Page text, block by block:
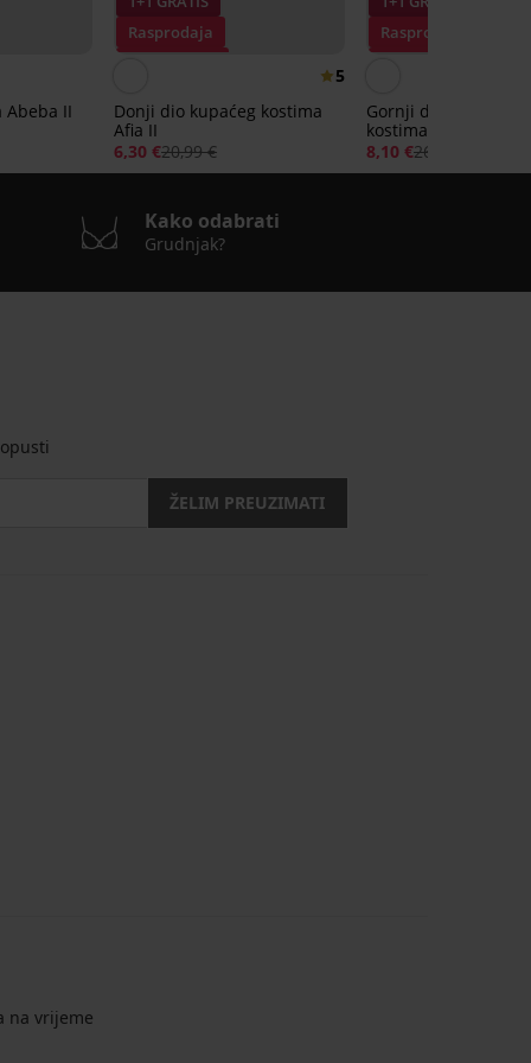
II
Rasprodaja
5
Donji dio kupaćeg kostima
Afia II
6,30 €20,99 €
Rasprodaja
Gornji dio ženskog
kostima Katy
8,10 €26,99 €
Kako odabrati
Grudnjak?
ŽELIM PREUZIMATI
na vrijeme